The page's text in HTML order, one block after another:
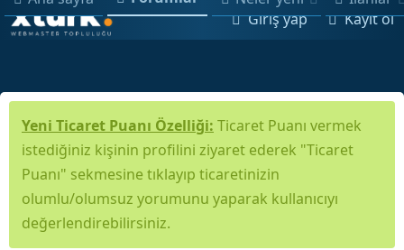
Giriş yap Kayıt ol
Yeni Ticaret Puanı Özelliği: Ticaret Puanı vermek
istediğiniz kişinin profilini ziyaret ederek "Ticaret
Puanı" sekmesine tıklayıp ticaretinizin
olumlu/olumsuz yorumunu yaparak kullanıcıyı
değerlendirebilirsiniz.